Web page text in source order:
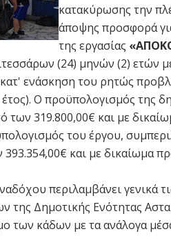
κατακύρωσης την
άποψης προσφορά
της εργασίας
(24) μηνών (2) ετών
κατ' ενάσκηση του ρητώς
Ο προϋπολογισμός της
των 319.800,00€ και με
του έργου,
και με δικαίωμα
περιλαμβάνει γενικά
της Δημοτικής Ενότητας
των κάδων με τα ανάλογα